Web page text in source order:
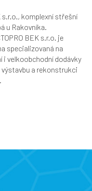
s.r.o., komplexní střešní
u Rakovníka.
BEK s.r.o. je
specializovaná na
i velkoobchodní dodávky
a rekonstrukci